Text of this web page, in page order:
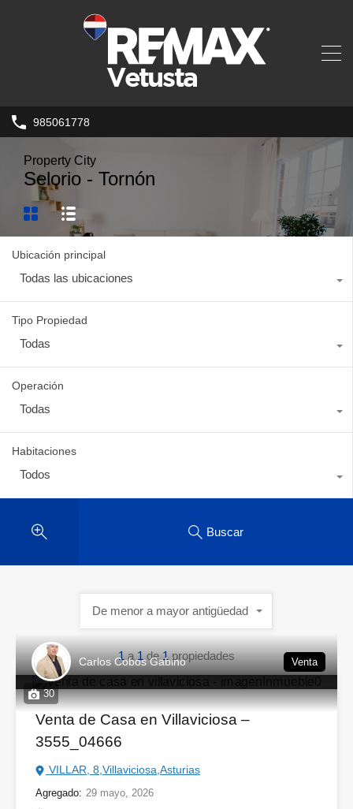
985061778
Property City
Selorio - Tornón
Ubicación principal
Todas las ubicaciones
Tipo Propiedad
Todas
Operación
Todas
Habitaciones
Todos
Buscar
1 a1 de1 propiedades
De menor a mayor antigüedad
30
Carlos Cobos Gabino Venta
Venta de Casa en Villaviciosa –
3555_04666
VILLAR, 8,Villaviciosa,Asturias
Agregado: 29 mayo, 2026